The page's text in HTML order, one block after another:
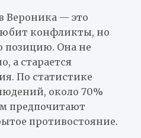
Вероника — это
конфликты, но
позицию. Она не
а старается
По статистике
около 70%
предпочитают
противостояние.